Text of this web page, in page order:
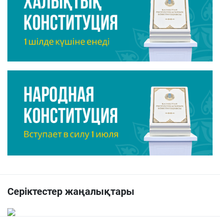
Серіктестер жаңалықтары